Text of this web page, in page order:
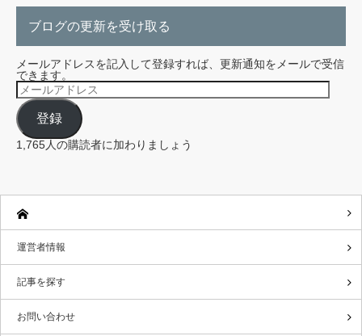
ブログの更新を受け取る
メールアドレスを記入して登録すれば、更新通知をメールで受信
できます。
メ
ー
ル
ア
ド
レ
ス
登録
1,765人の購読者に加わりましょう
運営者情報
記事を探す
お問い合わせ